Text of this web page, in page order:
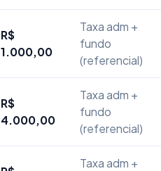
R$
1.000,00
Taxa adm +
fundo
(referencial)
R$
4.000,00
Taxa adm +
fundo
(referencial)
Taxa adm +